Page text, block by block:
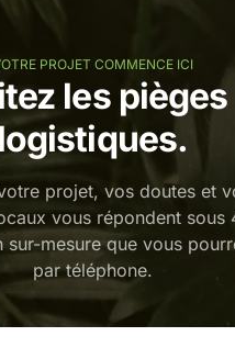
PROJET COMMENCE ICI
les pièges
logistiques.
projet, vos doutes et
vous répondent sous
sur-mesure que vous
par téléphone.